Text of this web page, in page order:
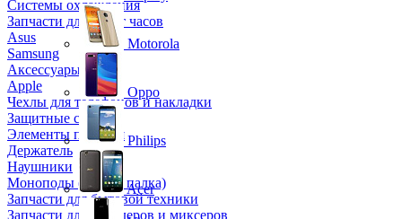
Системы охлаждения
Запчасти для смарт часов
Asus
Samsung
Аксессуары
Apple
Чехлы для телефонов и накладки
Защитные стекла
Элементы питания
Держатель
Наушники
Моноподы (Селфи палка)
Запчасти для бытовой техники
Запчасти для блендеров и миксеров
Motorola
Oppo
Philips
Acer